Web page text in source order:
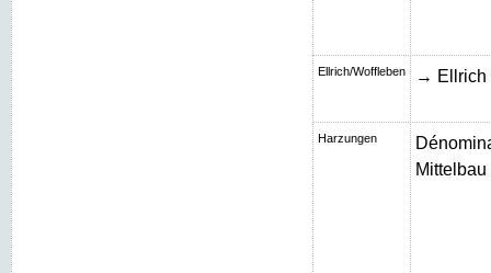
Ellrich/Woffleben → Ellrich
Harzungen
Mittelbau